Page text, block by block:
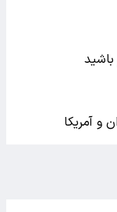
و آمریکا